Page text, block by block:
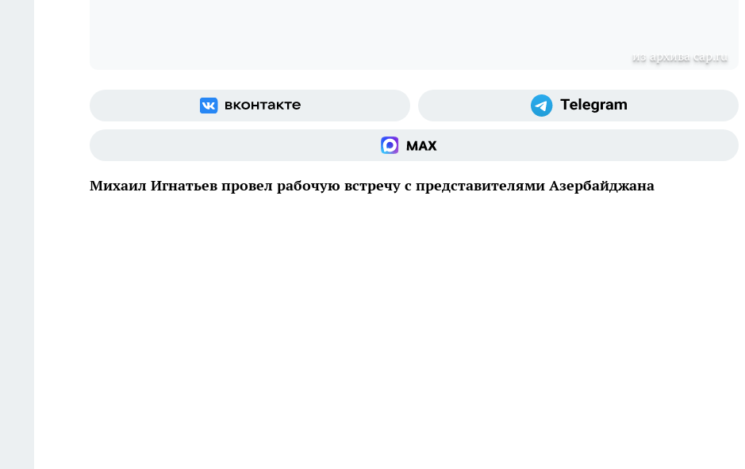
из архива cap.ru
Михаил Игнатьев провел рабочую встречу с представителями Азербайджана